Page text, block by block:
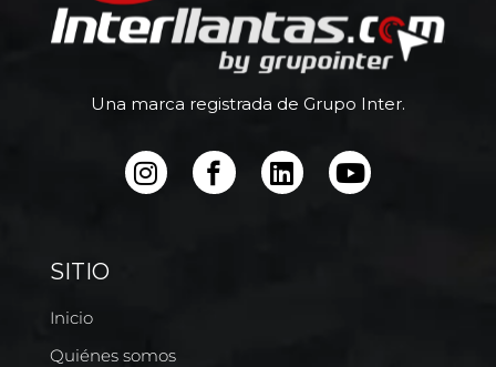
Una marca registrada de Grupo Inter.
SITIO
Inicio
Quiénes somos